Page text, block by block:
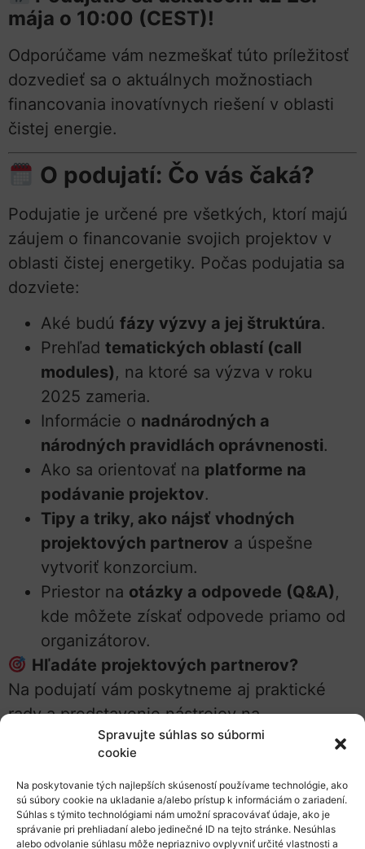
Spravujte súhlas so súbormi
cookie
Na poskytovanie tých najlepších skúseností používame technológie, ako
sú súbory cookie na ukladanie a/alebo prístup k informáciám o zariadení.
Súhlas s týmito technológiami nám umožní spracovávať údaje, ako je
správanie pri prehliadaní alebo jedinečné ID na tejto stránke. Nesúhlas
alebo odvolanie súhlasu môže nepriaznivo ovplyvniť určité vlastnosti a
mája o 10:00 (CEST)!
Odporúčame vám nezmeškať túto príležitosť
dozvedieť sa o aktuálnych možnostiach
financovania inovatívnych riešení v oblasti
čistej energie.
O podujatí: Čo vás čaká?
Podujatie je určené pre všetkých, ktorí majú
záujem o financovanie svojich projektov v
oblasti čistej energetiky. Počas podujatia sa
dozviete:
Aké budú fázy výzvy a jej štruktúra.
Prehľad tematických oblastí (call
modules), na ktoré sa výzva v roku
2025 zameria.
Informácie o nadnárodných a
národných pravidlách oprávnenosti.
Ako sa orientovať na platforme na
podávanie projektov.
Tipy a triky, ako nájsť vhodných
projektových partnerov a úspešne
vytvoriť konzorcium.
Priestor na otázky a odpovede (Q&A),
kde môžete získať odpovede priamo od
organizátorov.
Hľadáte projektových partnerov?
Na podujatí vám poskytneme aj praktické
rady a predstavenie nástrojov na
vyhľadávanie partnerov a vytváranie
úspešných projektových konzorcií.
Pre koho je podujatie
určené?